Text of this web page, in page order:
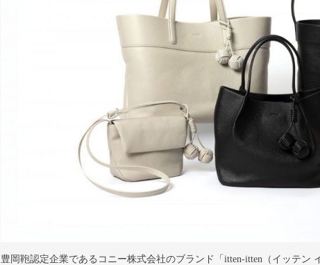
豊岡鞄認定企業であるコニー株式会社のブランド「itten-itten（イッテン